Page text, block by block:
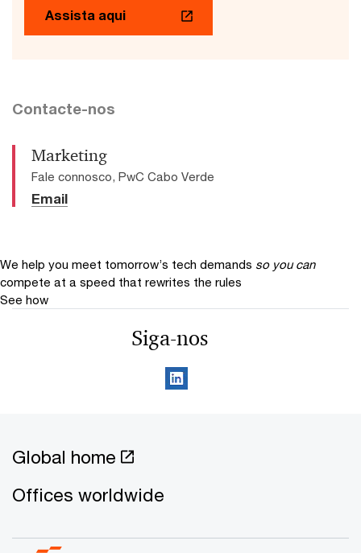
Assista aqui
Contacte-nos
Marketing
Fale connosco, PwC Cabo Verde
Email
We help you meet tomorrow’s tech demands so you can
compete at a speed that rewrites the rules
See how
Siga-nos
Global home
Offices worldwide